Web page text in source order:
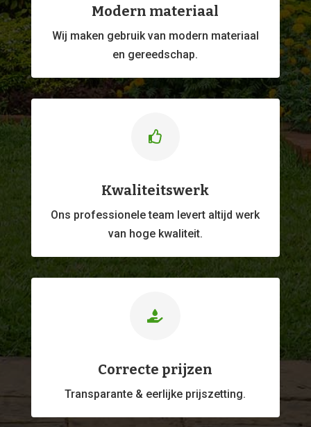
Modern materiaal
Wij maken gebruik van modern materiaal
en gereedschap.

Kwaliteitswerk
Ons professioneleteam levert altijd werk
van hoge kwaliteit.

Correcte prijzen
Transparante & eerlijke prijszetting.